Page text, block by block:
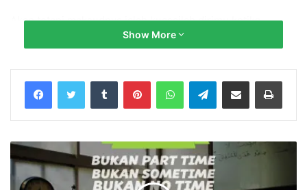
Akan tetapi maksudnya ialah kuasailah dirimu ketika
muncul rasa marah. Supaya kemarahanmu itu tidak
kemarahan adalah bara api yang dilemparkan oleh syaithan
ke dalam lubuk hati bani Adam.
marah maka kedua matanya pun menjadi merah dan urat
lehernya menonjol dan menegang. Bahkan terkadang
rambutnya ikut rontok dan berjatuhan akibat luapan marah.
Show More
Tumblr PinterestWhatsAppTelegramShare via Email Print